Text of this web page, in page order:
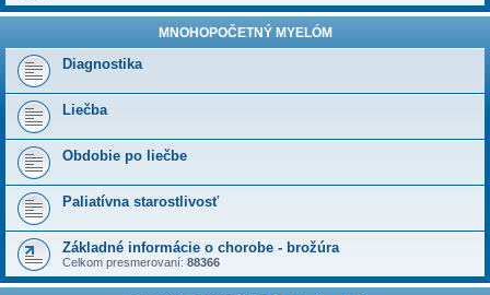
MNOHOPOČETNÝ MYELÓM
Diagnostika
Liečba
Obdobie po liečbe
Paliatívna starostlivosť
Základné informácie o chorobe - brožúra
Celkom presmerovaní: 88366